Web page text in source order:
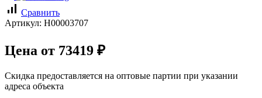
signal_cellular_alt Сравнить
Артикул: Н00003707
Цена от 73419 ₽
Скидка предоставляется на оптовые партии при указании
адреса объекта